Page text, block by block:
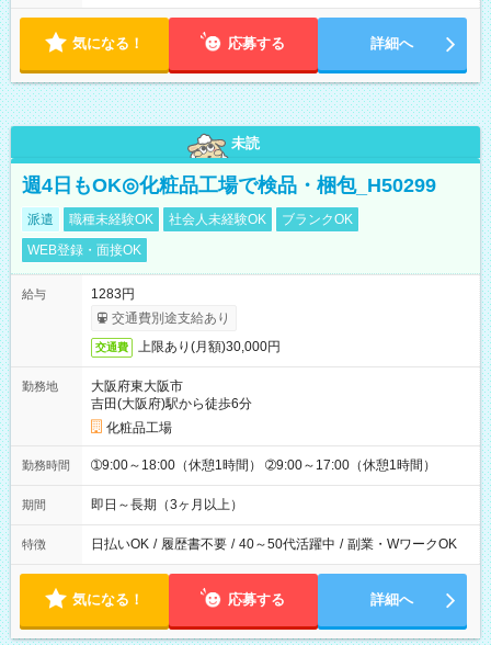
気になる！ 応募する 詳細へ
未読
週4日もOK◎化粧品工場で検品・梱包_H50299
派遣 職種未経験OK 社会人未経験OK
ブランクOK
WEB登録・面接OK
給与
1283円
交通費別途支給あり
交通費 上限あり(月額)30,000円
勤務地
大阪府東大阪市
吉田(大阪府)駅から徒歩6分
化粧品工場
勤務時間 ➀9:00～18:00（休憩1時間） ➁9:00～17:00（休憩1時間）
期間 即日～長期（3ヶ月以上）
特徴 日払いOK / 履歴書不要 / 40～50代活躍中 / 副業・WワークOK
気になる！ 応募する 詳細へ